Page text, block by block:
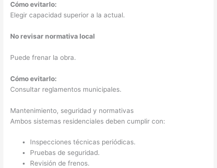
Cómo evitarlo:
Elegir capacidad superior a la actual.
No revisar normativa local
Puede frenar la obra.
Cómo evitarlo:
Consultar reglamentos municipales.
Mantenimiento, seguridad y normativas
Ambos sistemas residenciales deben cumplir con:
Inspecciones técnicas periódicas.
Pruebas de seguridad.
Revisión de frenos.